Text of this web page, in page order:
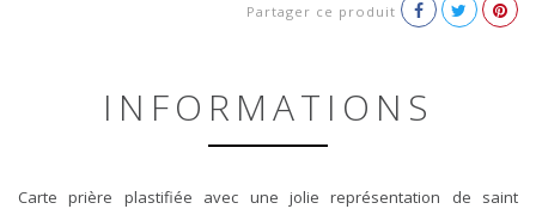
Partager ce produit
INFORMATIONS
Carte prière plastifiée avec une jolie représentation de saint